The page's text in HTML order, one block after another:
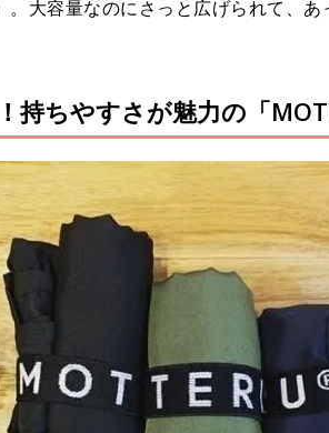
。大容量なのにさっと広げられて、
持ちやすさが魅力の「